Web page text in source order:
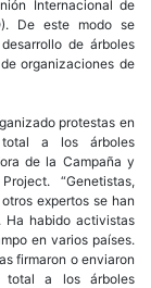
Internacional de
De este modo se
de árboles
organizaciones de
protestas en
a los árboles
de la Campaña y
“Genetistas,
expertos se han
Ha habido activistas
en varios países.
firmaron o enviaron
total a los árboles